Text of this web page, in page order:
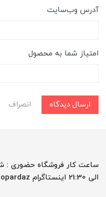
آدرس وب‌سایت
امتیاز شما به محصول
ارسال دیدگاه انصراف
الی 21:30 اینستاگرام karinopardaz@